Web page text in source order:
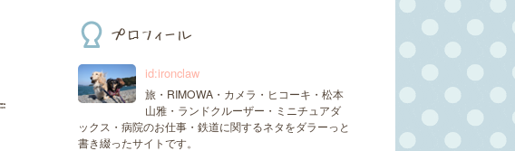
プロフィール
id:ironclaw
旅・RIMOWA・カメラ・ヒコーキ・松本
山雅・ランドクルーザー・ミニチュアダ
ックス・病院のお仕事・鉄道に関するネタをダラーっと
書き綴ったサイトです。